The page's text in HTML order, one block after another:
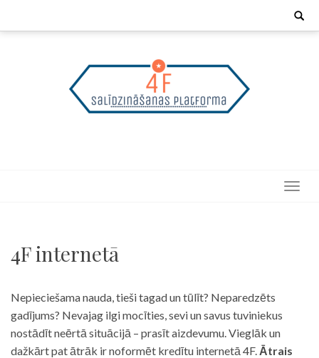
Search
4F internetā
Nepieciešama nauda, tieši tagad un tūlīt? Neparedzēts
gadījums? Nevajag ilgi mocīties, sevi un savus tuviniekus
nostādīt neērtā situācijā – prasīt aizdevumu. Vieglāk un
dažkārt pat ātrāk ir noformēt kredītu internetā 4F. Ātrais